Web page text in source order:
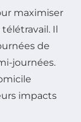
maximiser
Il
de
journées.
impacts